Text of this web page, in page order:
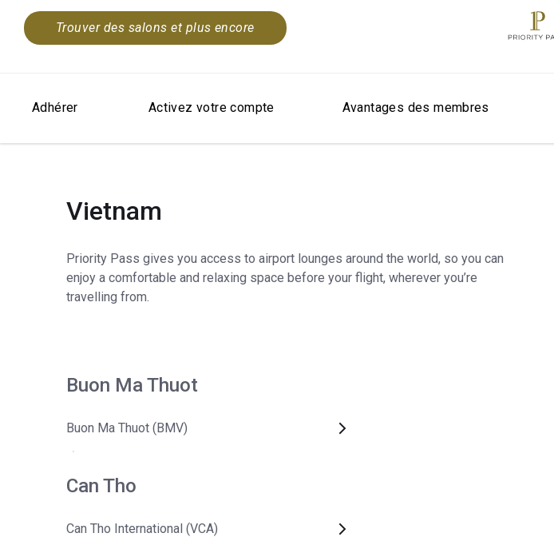
Trouver des salons et plus encore
Adhérer Activez votre compte Avantages des membres
Vietnam
Priority Pass gives you access to airport lounges around the world, so you can
enjoy a comfortable and relaxing space before your flight, wherever you’re
travelling from.
Buon Ma Thuot
Buon Ma Thuot (BMV)
Can Tho
Can Tho International (VCA)